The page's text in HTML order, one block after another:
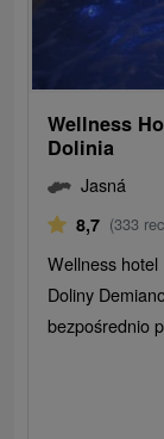
Wellness
Dolinia
Jasná
8,7 (333
Wellness
Doliny
bezpośrednio